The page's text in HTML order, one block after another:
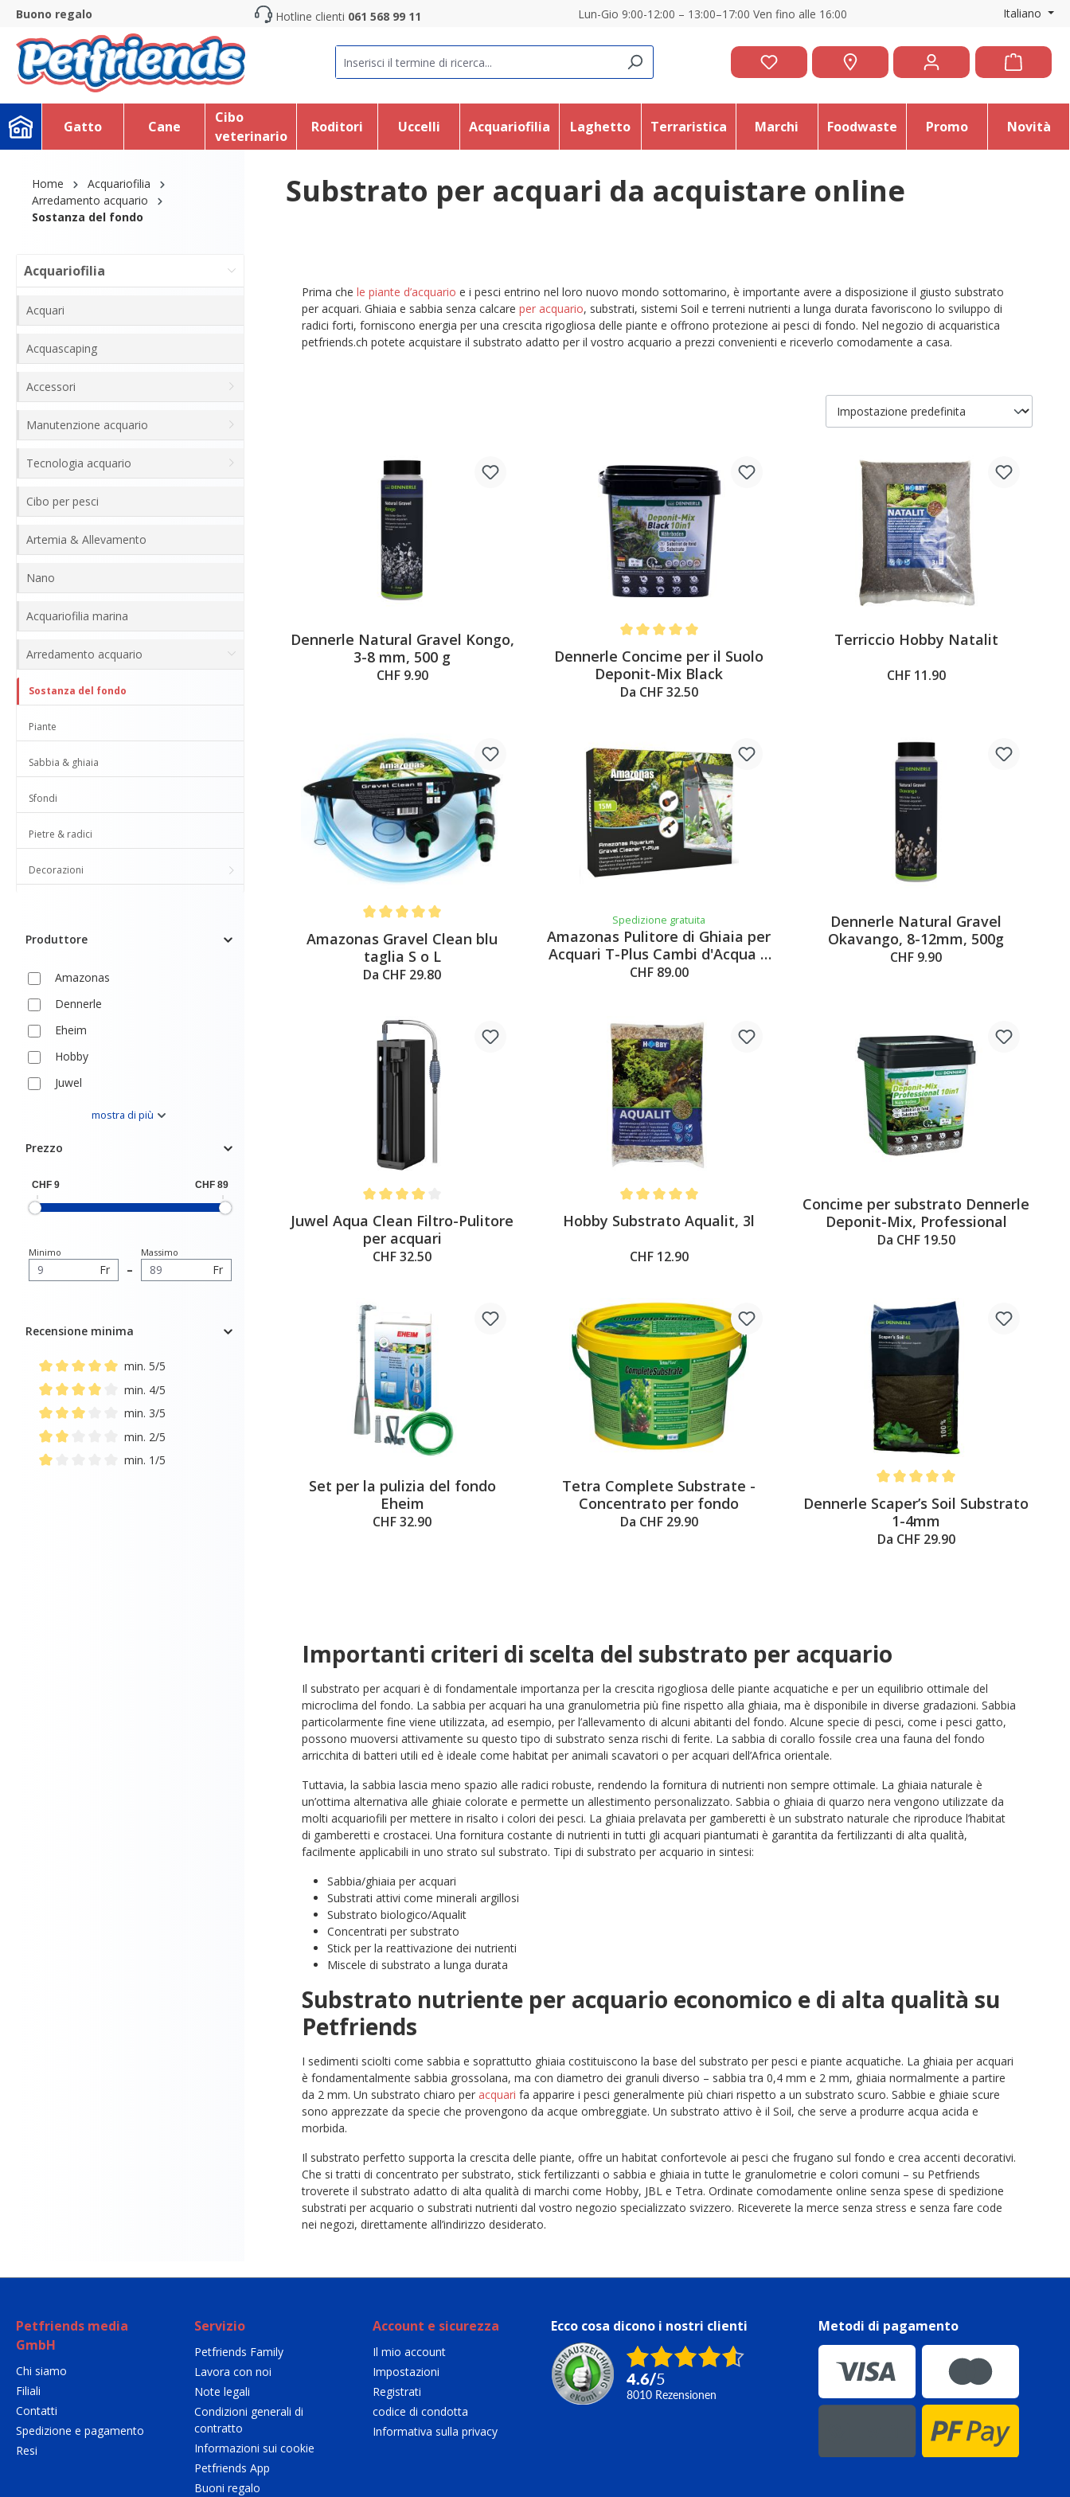
Skip to main navigation
Buono regalo Hotline clienti 061 568 99 11 Lun-Gio 9:00-12:00 – 13:00–17:00 Ven fino alle 16:00 Italiano
Gatto Cane
Cibo
veterinario
Roditori Uccelli Acquariofilia Laghetto Terraristica Marchi Foodwaste Promo Novità
Home
Acquariofilia
Arredamento acquario
Sostanza del fondo
Acquariofilia
Acquari
Acquascaping
Accessori
Manutenzione acquario
Tecnologia acquario
Cibo per pesci
Artemia & Allevamento
Nano
Acquariofilia marina
Arredamento acquario
Sostanza del fondo
Piante
Sabbia & ghiaia
Sfondi
Pietre & radici
Decorazioni
Produttore
Amazonas
Dennerle
Eheim
Hobby
Juwel
mostra di più
Prezzo
Minimo
Fr –
Massimo
Fr
Recensione minima
Add filter: Minimum rating of 5 out of 5 stars
min. 5/5
Add filter: Minimum rating of 4 out of 5 stars
min. 4/5
Add filter: Minimum rating of 3 out of 5 stars
min. 3/5
Add filter: Minimum rating of 2 out of 5 stars
min. 2/5
min. 1/5
Substrato per acquari da acquistare online
Prima che le piante d’acquario e i pesci entrino nel loro nuovo mondo sottomarino, è importante avere a disposizione il giusto substrato
per acquari. Ghiaia e sabbia senza calcare per acquario, substrati, sistemi Soil e terreni nutrienti a lunga durata favoriscono lo sviluppo di
radici forti, forniscono energia per una crescita rigogliosa delle piante e offrono protezione ai pesci di fondo. Nel negozio di acquaristica
petfriends.ch potete acquistare il substrato adatto per il vostro acquario a prezzi convenienti e riceverlo comodamente a casa.
Dennerle Natural Gravel Kongo,
3-8 mm, 500 g
CHF 9.90
Average rating of 5 out of 5 stars
Dennerle Concime per il Suolo
Deponit-Mix Black
Da CHF 32.50
Terriccio Hobby Natalit
CHF 11.90
Amazonas Gravel Clean blu
taglia S o L
Da CHF 29.80
Spedizione gratuita
Amazonas Pulitore di Ghiaia per
Acquari T-Plus Cambi d'Acqua e
Pulizia della Ghiaia
CHF 89.00
Dennerle Natural Gravel
Okavango, 8-12mm, 500g
CHF 9.90
Average rating of 4 out of 5 stars
Juwel Aqua Clean Filtro-Pulitore
per acquari
CHF 32.50
Average rating of 5 out of 5 stars
Hobby Substrato Aqualit, 3l
CHF 12.90
Concime per substrato Dennerle
Deponit-Mix, Professional
Da CHF 19.50
Set per la pulizia del fondo
Eheim
CHF 32.90
Tetra Complete Substrate -
Concentrato per fondo
Da CHF 29.90
Dennerle Scaper’s Soil Substrato
1-4mm
Da CHF 29.90
Importanti criteri di scelta del substrato per acquario
Il substrato per acquari è di fondamentale importanza per la crescita rigogliosa delle piante acquatiche e per un equilibrio ottimale del
microclima del fondo. La sabbia per acquari ha una granulometria più fine rispetto alla ghiaia, ma è disponibile in diverse gradazioni. Sabbia
particolarmente fine viene utilizzata, ad esempio, per l’allevamento di alcuni abitanti del fondo. Alcune specie di pesci, come i pesci gatto,
possono muoversi attivamente su questo tipo di substrato senza rischi di ferite. La sabbia di corallo fossile crea una fauna del fondo
arricchita di batteri utili ed è ideale come habitat per animali scavatori o per acquari dell’Africa orientale.
Tuttavia, la sabbia lascia meno spazio alle radici robuste, rendendo la fornitura di nutrienti non sempre ottimale. La ghiaia naturale è
un’ottima alternativa alle ghiaie colorate e permette un allestimento personalizzato. Sabbia o ghiaia di quarzo nera vengono utilizzate da
molti acquariofili per mettere in risalto i colori dei pesci. La ghiaia prelavata per gamberetti è un substrato naturale che riproduce l’habitat
di gamberetti e crostacei. Una fornitura costante di nutrienti in tutti gli acquari piantumati è garantita da fertilizzanti di alta qualità,
facilmente applicabili in uno strato sul substrato. Tipi di substrato per acquario in sintesi:
Sabbia/ghiaia per acquari
Substrati attivi come minerali argillosi
Substrato biologico/Aqualit
Concentrati per substrato
Stick per la reattivazione dei nutrienti
Miscele di substrato a lunga durata
Substrato nutriente per acquario economico e di alta qualità su
Petfriends
I sedimenti sciolti come sabbia e soprattutto ghiaia costituiscono la base del substrato per pesci e piante acquatiche. La ghiaia per acquari
è fondamentalmente sabbia grossolana, ma con diametro dei granuli diverso – sabbia tra 0,4 mm e 2 mm, ghiaia normalmente a partire
da 2 mm. Un substrato chiaro per acquari fa apparire i pesci generalmente più chiari rispetto a un substrato scuro. Sabbie e ghiaie scure
sono apprezzate da specie che provengono da acque ombreggiate. Un substrato attivo è il Soil, che serve a produrre acqua acida e
morbida.
Il substrato perfetto supporta la crescita delle piante, offre un habitat confortevole ai pesci che frugano sul fondo e crea accenti decorativi.
Che si tratti di concentrato per substrato, stick fertilizzanti o sabbia e ghiaia in tutte le granulometrie e colori comuni – su Petfriends
troverete il substrato adatto di alta qualità di marchi come Hobby, JBL e Tetra. Ordinate comodamente online senza spese di spedizione
substrati per acquario o substrati nutrienti dal vostro negozio specializzato svizzero. Riceverete la merce senza stress e senza fare code
nei negozi, direttamente all’indirizzo desiderato.
Petfriends media
GmbH
Chi siamo
Filiali
Contatti
Spedizione e pagamento
Resi
Servizio
Petfriends Family
Lavora con noi
Note legali
Condizioni generali di
contratto
Informazioni sui cookie
Petfriends App
Buoni regalo
Account e sicurezza
Il mio account
Impostazioni
Registrati
codice di condotta
Informativa sulla privacy
Ecco cosa dicono i nostri clienti
4.6/5
8010 Rezensionen
Metodi di pagamento